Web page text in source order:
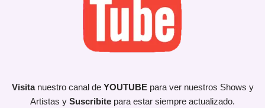
Visita nuestro canal de YOUTUBEpara ver nuestros Shows y
Artistas y Suscribite para estar siempre actualizado.